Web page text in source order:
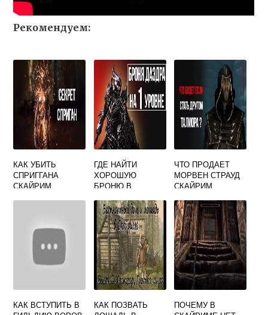
Рекомендуем:
КАК УБИТЬ
СПРИГГАНА
СКАЙРИМ
ГДЕ НАЙТИ
ХОРОШУЮ
БРОНЮ В
НАЧАЛЬНЫХ
УРОВНЯХ
ЧТО ПРОДАЕТ
МОРВЕН СТРАУД
СКАЙРИМ
КАК ВСТУПИТЬ В
КАК ПОЗВАТЬ
ПОЧЕМУ В